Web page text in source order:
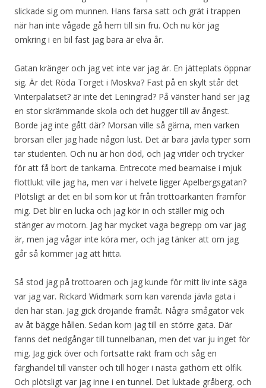
slickade sig om munnen. Hans farsa satt och grät i trappen
när han inte vågade gå hem till sin fru. Och nu kör jag
omkring i en bil fast jag bara är elva år.
Gatan kränger och jag vet inte var jag är. En jätteplats öppnar
sig. Är det Röda Torget i Moskva? Fast på en skylt står det
Vinterpalatset? är inte det Leningrad? På vänster hand ser jag
en stor skrämmande skola och det hugger till av ångest.
Borde jag inte gått där? Morsan ville så gärna, men varken
brorsan eller jag hade någon lust. Det är bara jävla typer som
tar studenten. Och nu är hon död, och jag vrider och trycker
för att få bort de tankarna. Entrecote med bearnaise i mjuk
flottlukt ville jag ha, men var i helvete ligger Apelbergsgatan?
Plötsligt är det en bil som kör ut från trottoarkanten framför
mig. Det blir en lucka och jag kör in och ställer mig och
stänger av motorn. Jag har mycket vaga begrepp om var jag
är, men jag vågar inte köra mer, och jag tänker att om jag
går så kommer jag att hitta.
Så stod jag på trottoaren och jag kunde för mitt liv inte säga
var jag var. Rickard Widmark som kan varenda jävla gata i
den här stan. Jag gick dröjande framåt. Några smågator vek
av åt bägge hållen. Sedan kom jag till en större gata. Där
fanns det nedgångar till tunnelbanan, men det var ju inget för
mig. Jag gick över och fortsatte rakt fram och såg en
färghandel till vänster och till höger i nästa gathörn ett ölfik.
Och plötsligt var jag inne i en tunnel. Det luktade gråberg, och